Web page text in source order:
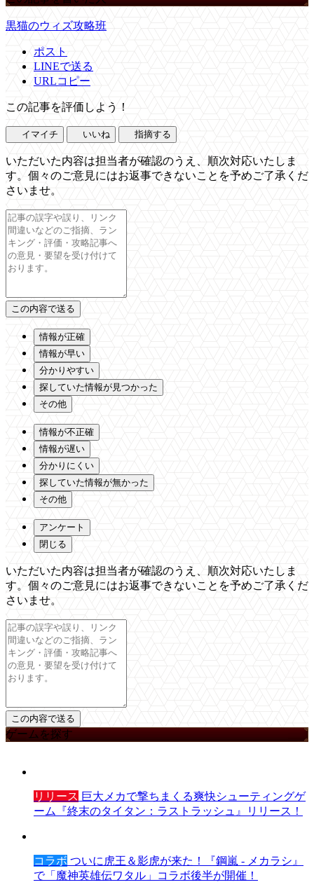
黒猫のウィズ攻略班
ポスト
LINEで送る
URLコピー
この記事を評価しよう！
イマイチ いいね 指摘する
いただいた内容は担当者が確認のうえ、順次対応いたしま
す。個々のご意見にはお返事できないことを予めご了承くだ
さいませ。
情報が正確
情報が早い
分かりやすい
探していた情報が見つかった
その他
情報が不正確
情報が遅い
分かりにくい
探していた情報が無かった
その他
アンケート
閉じる
いただいた内容は担当者が確認のうえ、順次対応いたしま
す。個々のご意見にはお返事できないことを予めご了承くだ
さいませ。
ゲームを探す
リリース 巨大メカで撃ちまくる爽快シューティングゲ
ーム『終末のタイタン：ラストラッシュ』リリース！
コラボ ついに虎王＆影虎が来た！『鋼嵐 - メカラシ』
で「魔神英雄伝ワタル」コラボ後半が開催！